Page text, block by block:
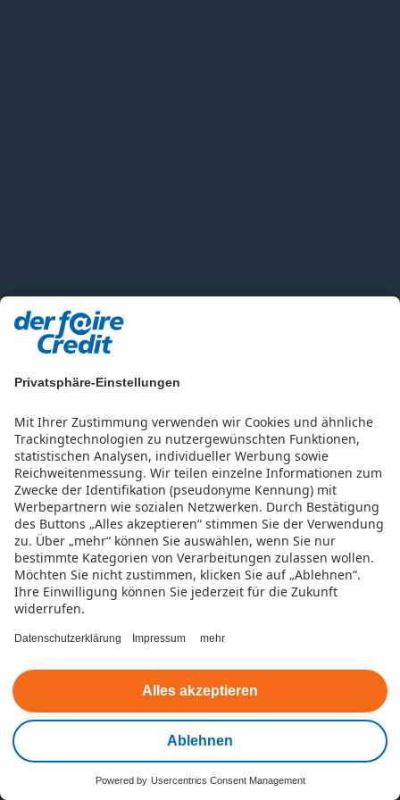
Privatsphäre-Einstellungen
Mit Ihrer Zustimmung verwenden wir Cookies und ähnliche
Trackingtechnologien zu nutzergewünschten Funktionen,
statistischen Analysen, individueller Werbung sowie
Reichweitenmessung. Wir teilen einzelne Informationen zum
Zwecke der Identifikation (pseudonyme Kennung) mit
Werbepartnern wie sozialen Netzwerken. Durch Bestätigung
des Buttons „Alles akzeptieren“ stimmen Sie der Verwendung
zu. Über „mehr“ können Sie auswählen, wenn Sie nur
bestimmte Kategorien von Verarbeitungen zulassen wollen.
Möchten Sie nicht zustimmen, klicken Sie auf „Ablehnen“.
Ihre Einwilligung können Sie jederzeit für die Zukunft
widerrufen.
Datenschutzerklärung Impressum mehr
Ablehnen
Alles akzeptieren
Powered by Usercentrics Consent Management